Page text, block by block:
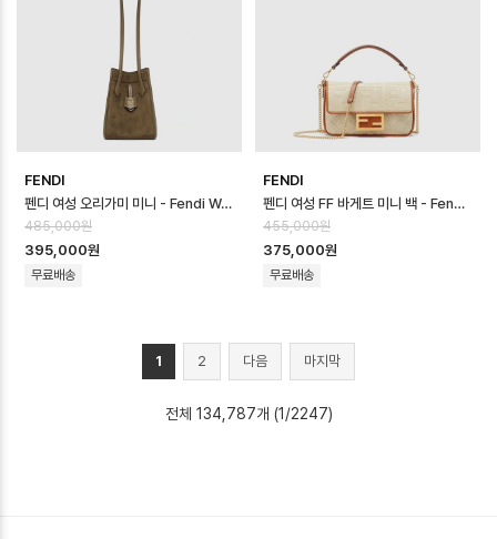
FENDI
펜디 여성 오리가미 미니 - Fendi Womens Origami Mini - feb170…
485,000원
395,000원
무료배송
FENDI
펜디 여성 FF 바게트 미니 백 - Fendi Womens FF Baguette Mini …
455,000원
375,000원
무료배송
1 2 다음 마지막
전체 134,787개 (1/2247)